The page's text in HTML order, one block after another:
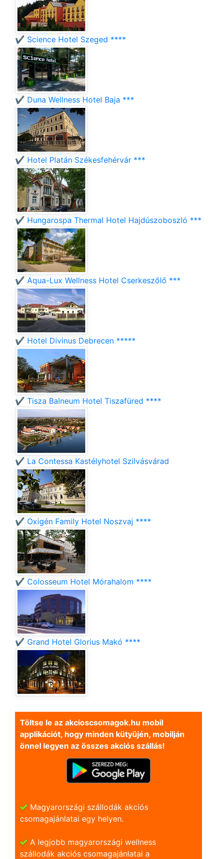
✔️ Science Hotel Szeged ****
✔️ Duna Wellness Hotel Baja ***
✔️ Hotel Platán Székesfehérvár ***
✔️ Hungarospa Thermal Hotel Hajdúszoboszló ***
✔️ Aqua-Lux Wellness Hotel Cserkeszőlő ***
✔️ Hotel Divinus Debrecen *****
✔️ Tisza Balneum Hotel Tiszafüred ****
✔️ La Contessa Kastélyhotel Szilvásvárad
✔️ Oxigén Family Hotel Noszvaj ****
✔️ Colosseum Hotel Mórahalom ****
✔️ Grand Hotel Glorius Makó ****
Töltse le az akcioscsomagok.hu mobil
applikációt, hogy minden kütyüjén, mobilján
önnel legyen az összes akciós szállás!
Magyarországi szállodák akciós
csomagajánlatai egy helyen.
A legjobb magyarországi wellness
szállodák akciós csomagajánlatai a